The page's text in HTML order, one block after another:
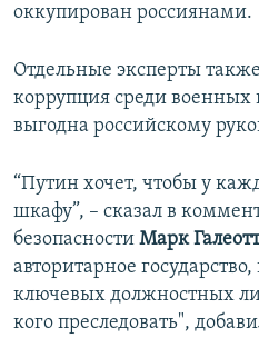
оккупирован россиянами.
Отдельные эксперты
коррупция среди военных
выгодна российскому
“Путин хочет, чтобы у
шкафу”, – сказал в
безопасности Марк
авторитарное
ключевых должностных
кого преследовать",